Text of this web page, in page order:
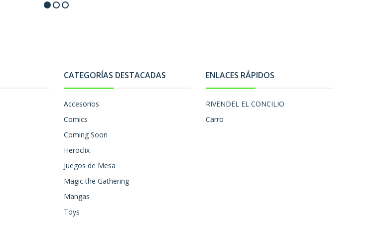
CATEGORÍAS DESTACADAS
Accesorios
Comics
Coming Soon
Heroclix
Juegos de Mesa
Magic the Gathering
Mangas
Toys
ENLACES RÁPIDOS
RIVENDEL EL CONCILIO
Carro